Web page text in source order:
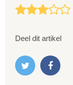
Deel dit artikel